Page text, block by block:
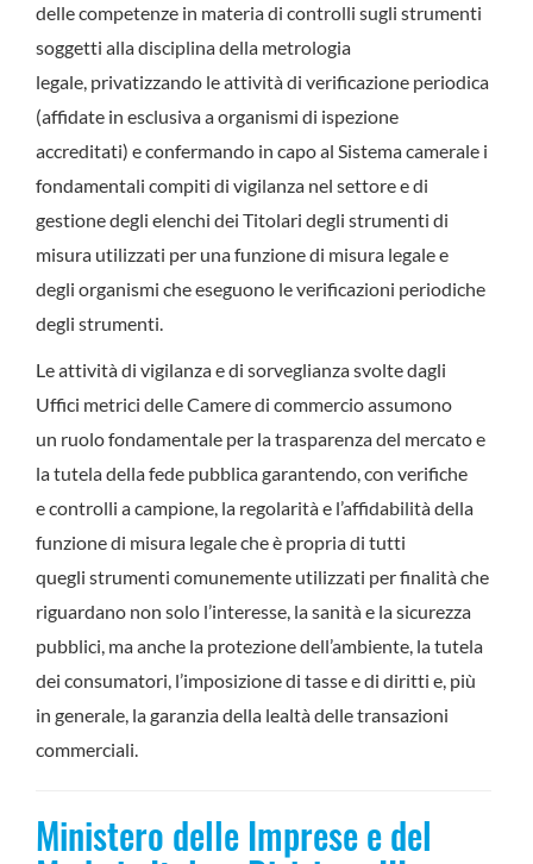
delle competenze in materia di controlli sugli strumenti
soggetti alla disciplina della metrologia
legale, privatizzando le attività di verificazione periodica
(affidate in esclusiva a organismi di ispezione
accreditati) e confermando in capo al Sistema camerale i
fondamentali compiti di vigilanza nel settore e di
gestione degli elenchi dei Titolari degli strumenti di
misura utilizzati per una funzione di misura legale e
degli organismi che eseguono le verificazioni periodiche
degli strumenti.
Le attività di vigilanza e di sorveglianza svolte dagli
Uffici metrici delle Camere di commercio assumono
un ruolo fondamentale per la trasparenza del mercato e
la tutela della fede pubblica garantendo, con verifiche
e controlli a campione, la regolarità e l’affidabilità della
funzione di misura legale che è propria di tutti
quegli strumenti comunemente utilizzati per finalità che
riguardano non solo l’interesse, la sanità e la sicurezza
pubblici, ma anche la protezione dell’ambiente, la tutela
dei consumatori, l’imposizione di tasse e di diritti e, più
in generale, la garanzia della lealtà delle transazioni
commerciali.
Ministero delle Imprese e del